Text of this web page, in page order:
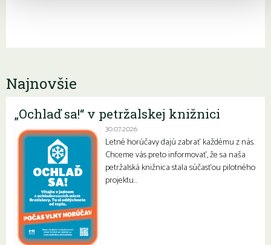
Najnovšie
„Ochlaď sa!“ v petržalskej knižnici
30.07.2026
Letné horúčavy dajú zabrať každému z nás.
Chceme vás preto informovať, že sa naša
petržalská knižnica stala súčasťou pilotného
projektu…